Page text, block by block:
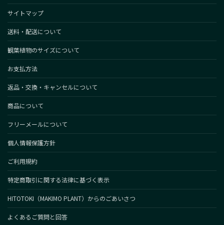
サイトマップ
送料・配送について
観葉植物のサイズについて
お支払方法
返品・交換・キャンセルについて
商品について
フリーメールについて
個人情報保護方針
ご利用規約
特定商取引に関する法律に基づく表示
HITOTOKI（MAKIMO PLANT）からのごあいさつ
よくあるご質問と回答